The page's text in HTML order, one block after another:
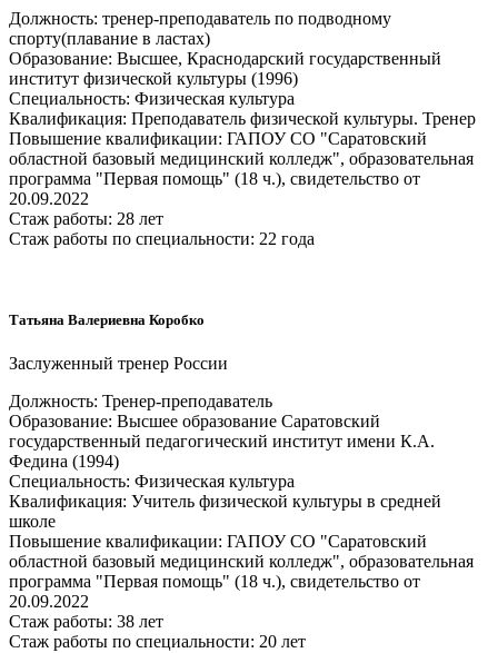
Должность: тренер-преподаватель по подводному
спорту(плавание в ластах)
Образование: Высшее, Краснодарский государственный
институт физической культуры (1996)
Специальность: Физическая культура
Квалификация: Преподаватель физической культуры. Тренер
Повышение квалификации: ГАПОУ СО "Саратовский
областной базовый медицинский колледж", образовательная
программа "Первая помощь" (18 ч.), свидетельство от
20.09.2022
Стаж работы: 28 лет
Стаж работы по специальности: 22 года
Татьяна Валериевна Коробко
Заслуженный тренер России
Должность: Тренер-преподаватель
Образование: Высшее образование Саратовский
государственный педагогический институт имени К.А.
Федина (1994)
Специальность: Физическая культура
Квалификация: Учитель физической культуры в средней
школе
Повышение квалификации: ГАПОУ СО "Саратовский
областной базовый медицинский колледж", образовательная
программа "Первая помощь" (18 ч.), свидетельство от
20.09.2022
Стаж работы: 38 лет
Стаж работы по специальности: 20 лет